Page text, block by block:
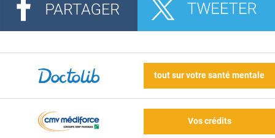
tout sur votre santé mentale
Vos crédits